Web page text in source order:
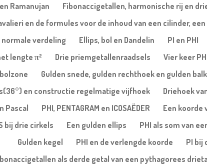
Ramanujan
Fibonaccigetallen, harmonische rij en
en de formules voor de inhoud van een cilinder,
normale verdeling
Ellips, bol en Dandelin PI en PHI
lengte π²
Drie priemgetallenraadsels Vier keer
Gulden snede, gulden rechthoek en gulden balk
en constructie regelmatige vijfhoek
Driehoek
Pascal
PHI, PENTAGRAM en ICOSAËDER Een koorde
bij drie cirkels
Een gulden ellips PHI als som van
Gulden kegel
PHI en de verlengde koorde PI bij
als derde getal van een pythagorees